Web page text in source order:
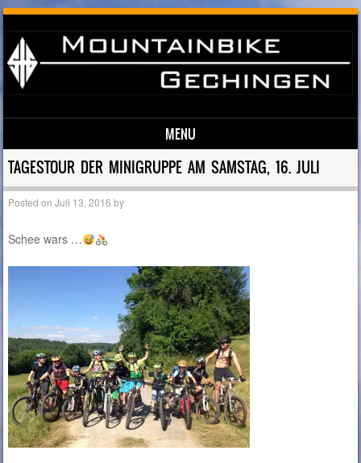
MENU
Skip to content
TAGESTOUR DER MINIGRUPPE AM SAMSTAG, 16. JULI
Posted onJuli 13, 2016 by
Schee wars …